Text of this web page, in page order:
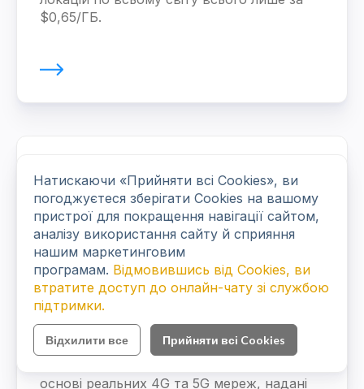
$0,65/ГБ.
Proxidize
Proxidize — це проксі-провайдер, що
пропонує єдину хмарну панель для
керування мобільними й резидентними
основі реальних 4G та 5G мереж, надані
Натискаючи «Прийняти всі Cookies», ви
погоджуєтеся зберігати Cookies на вашому
пристрої для покращення навігації сайтом,
аналізу використання сайту й сприяння
нашим маркетинговим
програмам. Відмовившись від Cookies, ви
втратите доступ до онлайн-чату зі службою
підтримки.
Відхилити все Прийняти всі Cookies